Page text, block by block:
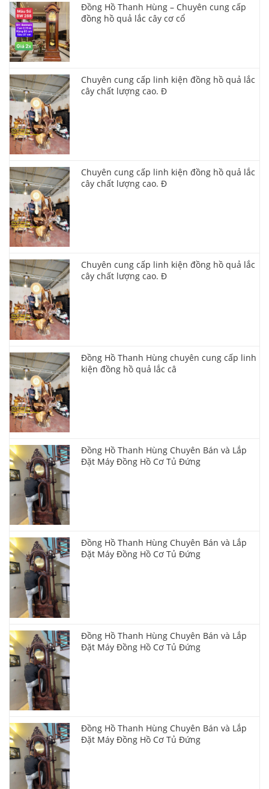
Đồng Hồ Thanh Hùng – Chuyên cung cấp
đồng hồ quả lắc cây cơ cổ
Chuyên cung cấp linh kiện đồng hồ quả lắc
cây chất lượng cao. Đ
Chuyên cung cấp linh kiện đồng hồ quả lắc
cây chất lượng cao. Đ
Chuyên cung cấp linh kiện đồng hồ quả lắc
cây chất lượng cao. Đ
Đồng Hồ Thanh Hùng chuyên cung cấp linh
kiện đồng hồ quả lắc câ
Đồng Hồ Thanh Hùng Chuyên Bán và Lắp
Đặt Máy Đồng Hồ Cơ Tủ Đứng
Đồng Hồ Thanh Hùng Chuyên Bán và Lắp
Đặt Máy Đồng Hồ Cơ Tủ Đứng
Đồng Hồ Thanh Hùng Chuyên Bán và Lắp
Đặt Máy Đồng Hồ Cơ Tủ Đứng
Đồng Hồ Thanh Hùng Chuyên Bán và Lắp
Đặt Máy Đồng Hồ Cơ Tủ Đứng